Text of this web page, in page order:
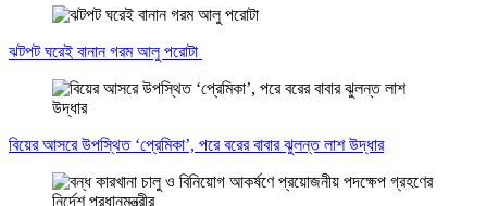
ঝটপট ঘরেই বানান গরম আলু পরোটা
বিয়ের আসরে উপস্থিত ‘প্রেমিকা’, পরে বরের বাবার ঝুলন্ত লাশ উদ্ধার